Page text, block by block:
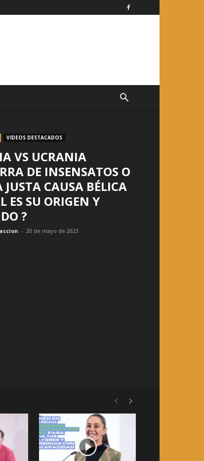
VIDEOS DESTACADOS
VS UCRANIA
DE INSENSATOS O
JUSTA CAUSA BÉLICA
ES SU ORIGEN Y
?
- 20 de mayo de 2023